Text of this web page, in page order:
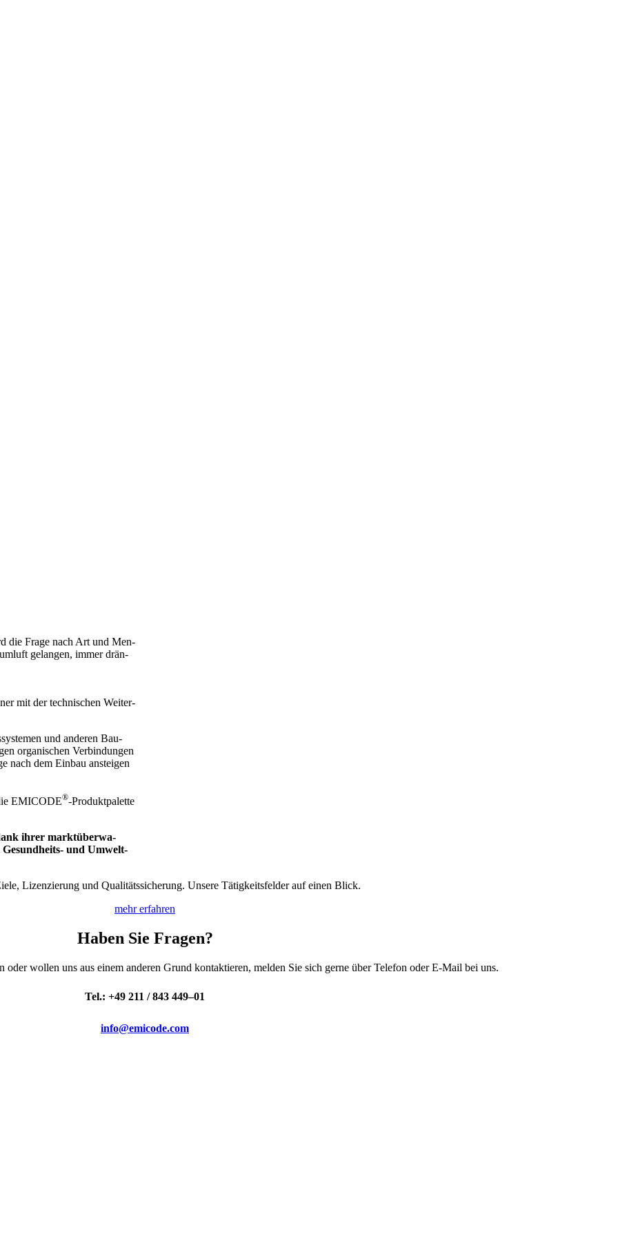
die Fra­ge nach Art und Men­
gelan­gen, immer drän­
mit der tech­ni­schen Wei­ter­
und ande­ren Bau­
orga­ni­schen Ver­bin­dun­gen
nach dem Ein­bau anstei­gen
EMICODE®-Pro­dukt­pa­let­te
ihrer markt­über­wa­
und Umwelt­
Lizen­zie­rung und Qua­li­täts­si­che­rung. Unse­re Tätig­keits­fel­der auf einen Blick.
mehr erfah­ren
Haben Sie Fragen?
oder wol­len uns aus einem ande­ren Grund kon­tak­tie­ren, mel­den Sie sich ger­ne über Tele­fon oder E‑Mail bei uns.
Tel.: +49 211 / 843 449–01
info@emicode.com